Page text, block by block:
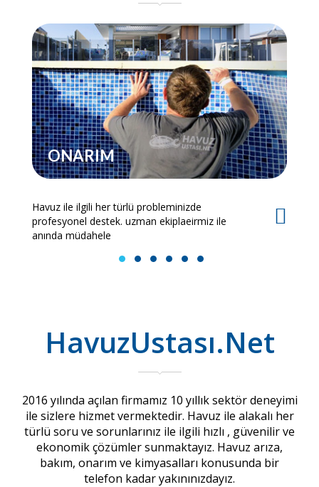
ONARIM
Havuz ile ilgili her türlü probleminizde
profesyonel destek. uzman ekiplaeirmiz ile
anında müdahele
1 2 3 4 5 6
HavuzUstası.Net
2016 yılında açılan firmamız 10 yıllık sektör deneyimi
ile sizlere hizmet vermektedir. Havuz ile alakalı her
türlü soru ve sorunlarınız ile ilgili hızlı , güvenilir ve
ekonomik çözümler sunmaktayız. Havuz arıza,
bakım, onarım ve kimyasalları konusunda bir
telefon kadar yakınınızdayız.